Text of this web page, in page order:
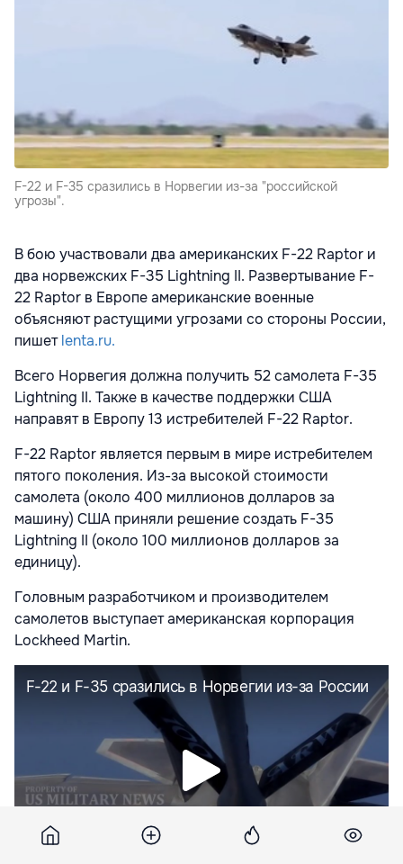
F-22 и F-35 сразились в Норвегии из-за "российской
угрозы".
В бою участвовали два американских F-22 Raptor и
два норвежских F-35 Lightning II. Развертывание F-
22 Raptor в Европе американские военные
объясняют растущими угрозами со стороны России,
пишетlenta.ru.
Всего Норвегия должна получить 52 самолета F-35
Lightning II. Также в качестве поддержки США
направят в Европу 13 истребителей F-22 Raptor.
F-22 Raptor является первым в мире истребителем
пятого поколения. Из-за высокой стоимости
самолета (около 400 миллионов долларов за
машину) США приняли решение создать F-35
Lightning II (около 100 миллионов долларов за
единицу).
Головным разработчиком и производителем
самолетов выступает американская корпорация
Lockheed Martin.